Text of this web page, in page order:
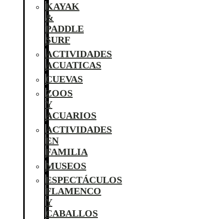
KAYAK
&
PADDLE
SURF
ACTIVIDADES
ACUATICAS
CUEVAS
ZOOS
Y
ACUARIOS
ACTIVIDADES
EN
FAMILIA
MUSEOS
ESPECTÁCULOS
FLAMENCO
Y
CABALLOS